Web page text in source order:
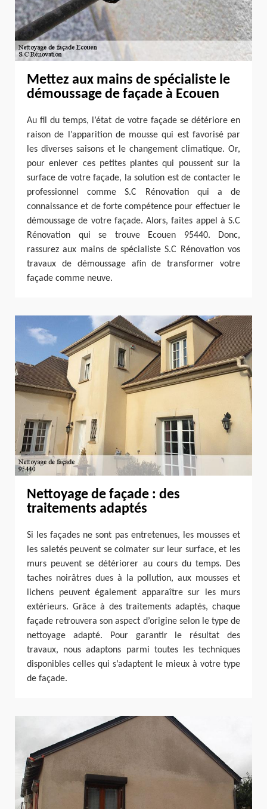
Mettez aux mains de spécialiste le
démoussage de façade à Ecouen
Au fil du temps, l’état de votre façade se détériore en
raison de l’apparition de mousse qui est favorisé par
les diverses saisons et le changement climatique. Or,
pour enlever ces petites plantes qui poussent sur la
surface de votre façade, la solution est de contacter le
professionnel comme S.C Rénovation qui a de
connaissance et de forte compétence pour effectuer le
démoussage de votre façade. Alors, faites appel à S.C
Rénovation qui se trouve Ecouen 95440. Donc,
rassurez aux mains de spécialiste S.C Rénovation vos
travaux de démoussage afin de transformer votre
façade comme neuve.
Nettoyage de façade : des
traitements adaptés
Si les façades ne sont pas entretenues, les mousses et
les saletés peuvent se colmater sur leur surface, et les
murs peuvent se détériorer au cours du temps. Des
taches noirâtres dues à la pollution, aux mousses et
lichens peuvent également apparaître sur les murs
extérieurs. Grâce à des traitements adaptés, chaque
façade retrouvera son aspect d’origine selon le type de
nettoyage adapté. Pour garantir le résultat des
travaux, nous adaptons parmi toutes les techniques
disponibles celles qui s’adaptent le mieux à votre type
de façade.